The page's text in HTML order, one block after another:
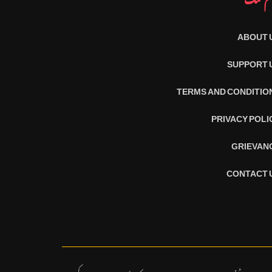
ABOUT
SUPPORT
TERMS AND
PRIVACY
CONTACT